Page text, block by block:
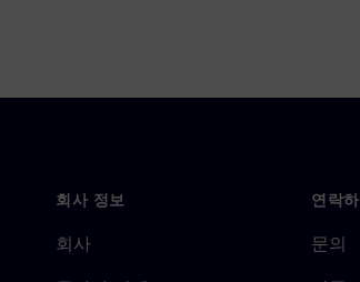
회사 정보
회사
연락하
문의